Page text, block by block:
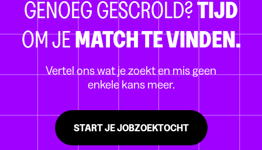
GENOEG GESCROLD?TIJD
OM JEMATCH TE VINDEN.
Vertel ons wat je zoekt en mis geen
enkele kans meer.
START JE JOBZOEKTOCHT